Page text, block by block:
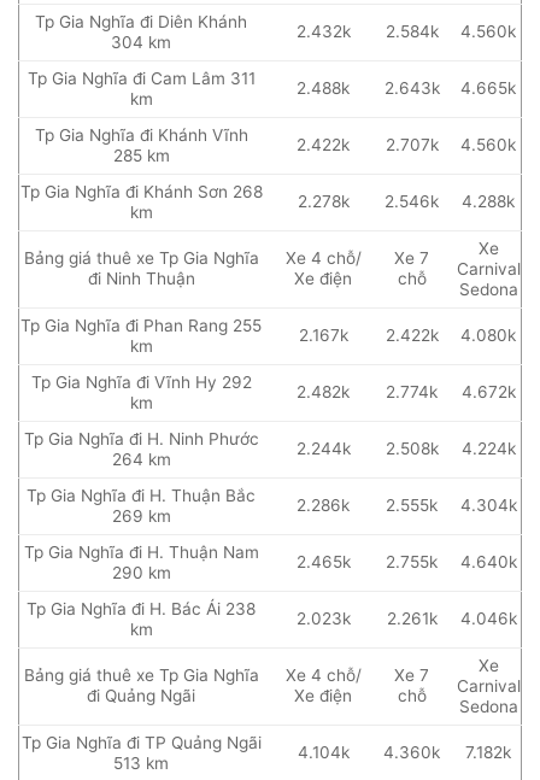
Tp Gia Nghĩa đi Diên Khánh
304 km
2.432k 2.584k 4.560k
Tp Gia Nghĩa đi Cam Lâm 311
km
2.488k 2.643k 4.665k
Tp Gia Nghĩa đi Khánh Vĩnh
285 km
2.422k 2.707k 4.560k
Tp Gia Nghĩa đi Khánh Sơn 268
km
2.278k 2.546k 4.288k
Bảng giá thuê xe Tp Gia Nghĩa
đi Ninh Thuận
Xe 4 chỗ/
Xe điện
Xe 7
chỗ
Xe
Carnival
Sedona
Tp Gia Nghĩa đi Phan Rang 255
km
2.167k 2.422k 4.080k
Tp Gia Nghĩa đi Vĩnh Hy 292
km
2.482k 2.774k 4.672k
Tp Gia Nghĩa đi H. Ninh Phước
264 km
2.244k 2.508k 4.224k
Tp Gia Nghĩa đi H. Thuận Bắc
269 km
2.286k 2.555k 4.304k
Tp Gia Nghĩa đi H. Thuận Nam
290 km
2.465k 2.755k 4.640k
Tp Gia Nghĩa đi H. Bác Ái 238
km
2.023k 2.261k 4.046k
Bảng giá thuê xe Tp Gia Nghĩa
đi Quảng Ngãi
Xe 4 chỗ/
Xe điện
Xe 7
chỗ
Xe
Carnival
Sedona
Tp Gia Nghĩa đi TP Quảng Ngãi
513 km
4.104k 4.360k 7.182k